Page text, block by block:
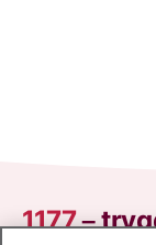
1177–